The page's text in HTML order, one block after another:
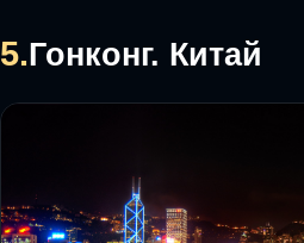
5.Гонконг. Китай